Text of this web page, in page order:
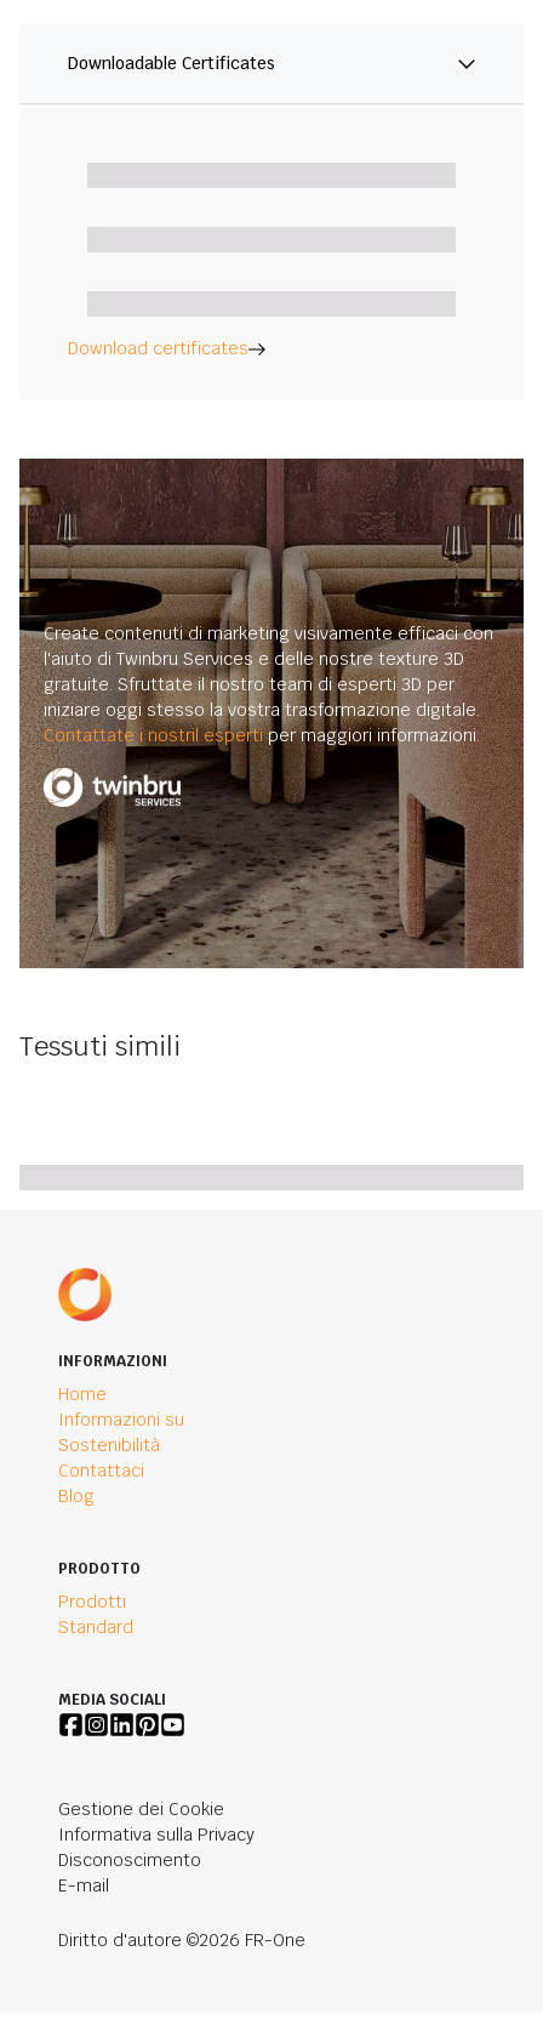
Downloadable Certificates
Download certificates
Create contenuti di marketing visivamente efficaci con
l'aiuto di Twinbru Services e delle nostre texture 3D
gratuite. Sfruttate il nostro team di esperti 3D per
iniziare oggi stesso la vostra trasformazione digitale.
Contattate i nostril espertiper maggiori informazioni.
Tessuti simili
INFORMAZIONI
Home
Informazioni su
Sostenibilità
Contattaci
Blog
PRODOTTO
Prodotti
Standard
MEDIA SOCIALI
Gestione dei Cookie
Informativa sulla Privacy
Disconoscimento
E-mail
Diritto d'autore ©2026 FR-One